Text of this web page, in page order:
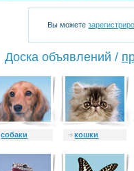
Вы можете
Доска объявлений /
cобаки кошки